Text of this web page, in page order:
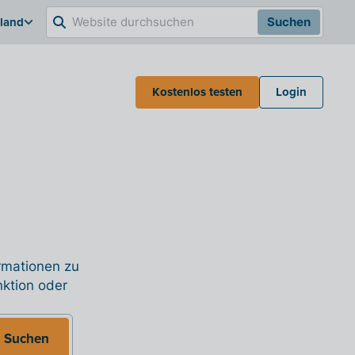
Suchen
Kostenlos testen Login
zu
oder
Suchen